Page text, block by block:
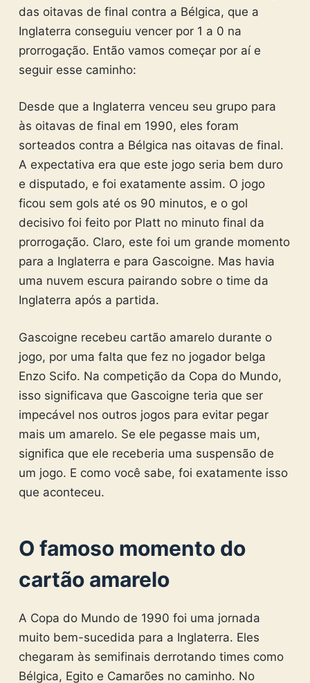
das oitavas de final contra a Bélgica, que a
Inglaterra conseguiu vencer por 1 a 0 na
prorrogação. Então vamos começar por aí e
seguir esse caminho:
Desde que a Inglaterra venceu seu grupo para
às oitavas de final em 1990, eles foram
sorteados contra a Bélgica nas oitavas de final.
A expectativa era que este jogo seria bem duro
e disputado, e foi exatamente assim. O jogo
ficou sem gols até os 90 minutos, e o gol
decisivo foi feito por Platt no minuto final da
prorrogação. Claro, este foi um grande momento
para a Inglaterra e para Gascoigne. Mas havia
uma nuvem escura pairando sobre o time da
Inglaterra após a partida.
Gascoigne recebeu cartão amarelo durante o
jogo, por uma falta que fez no jogador belga
Enzo Scifo. Na competição da Copa do Mundo,
isso significava que Gascoigne teria que ser
impecável nos outros jogos para evitar pegar
mais um amarelo. Se ele pegasse mais um,
significa que ele receberia uma suspensão de
um jogo. E como você sabe, foi exatamente isso
que aconteceu.
O famoso momento do
cartão amarelo
A Copa do Mundo de 1990 foi uma jornada
muito bem-sucedida para a Inglaterra. Eles
chegaram às semifinais derrotando times como
Bélgica, Egito e Camarões no caminho. No